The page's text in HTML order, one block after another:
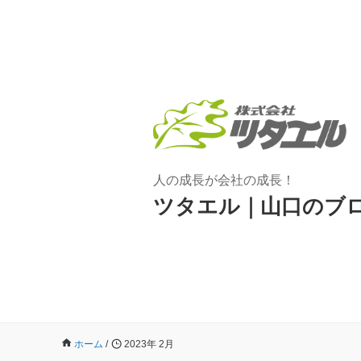
人の成長が会社の成長！
ツタエル｜山口のブ
ホーム / 2023年 2月